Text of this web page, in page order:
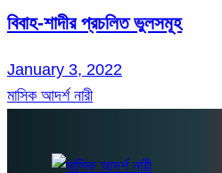
বিবাহ-শাদীর প্রচলিত ভুলসমূহ
January 3, 2022
মাসিক আদর্শ নারী